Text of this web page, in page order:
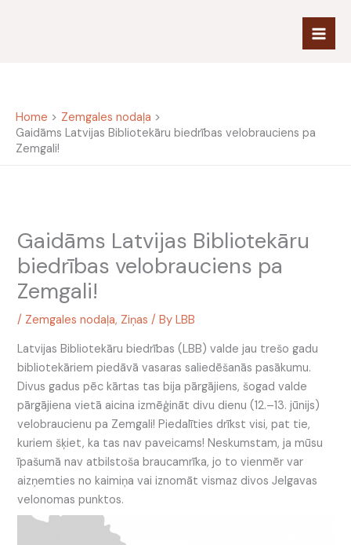
Home
Zemgales nodaļa
Gaidāms Latvijas Bibliotekāru biedrības velobrauciens pa
Zemgali!
Gaidāms Latvijas Bibliotekāru
biedrības velobrauciens pa
Zemgali!
/ Zemgales nodaļa, Ziņas / ByLBB
Latvijas Bibliotekāru biedrības (LBB) valde jau trešo gadu
bibliotekāriem piedāvā vasaras saliedēšanās pasākumu.
Divus gadus pēc kārtas tas bija pārgājiens, šogad valde
pārgājiena vietā aicina izmēģināt divu dienu (12.–13. jūnijs)
velobraucienu pa Zemgali! Piedalīties drīkst visi, pat tie,
kuriem šķiet, ka tas nav paveicams! Neskumstam, ja mūsu
īpašumā nav atbilstoša braucamrīka, jo to vienmēr var
aizņemties no kaimiņa vai iznomāt vismaz divos Jelgavas
velonomas punktos.